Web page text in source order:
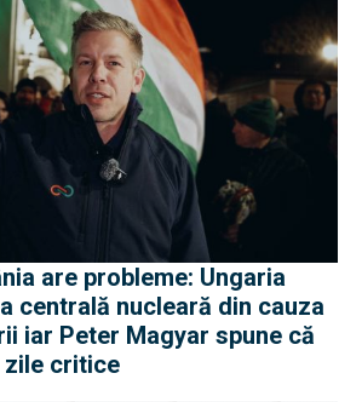
are probleme: Ungaria
centrală nucleară din cauza
iar Peter Magyar spune că
zile critice